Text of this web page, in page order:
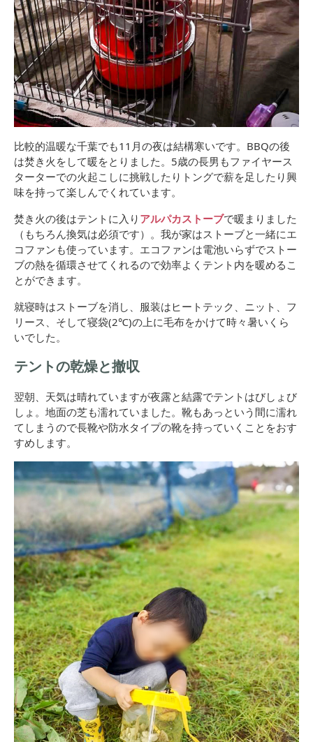
比較的温暖な千葉でも11月の夜は結構寒いです。BBQの後
は焚き火をして暖をとりました。5歳の長男もファイヤース
ターターでの火起こしに挑戦したりトングで薪を足したり興
味を持って楽しんでくれています。
焚き火の後はテントに入り アルパカストーブで暖まりました
（もちろん換気は必須です）。我が家はストーブと一緒にエ
コファンも使っています。エコファンは電池いらずでストー
ブの熱を循環させてくれるので効率よくテント内を暖めるこ
とができます。
就寝時はストーブを消し、服装はヒートテック、ニット、フ
リース、そして寝袋(2℃)の上に毛布をかけて時々暑いくら
いでした。
テントの乾燥と撤収
翌朝、天気は晴れていますが夜露と結露でテントはびしょび
しょ。地面の芝も濡れていました。靴もあっという間に濡れ
てしまうので長靴や防水タイプの靴を持っていくことをおす
すめします。